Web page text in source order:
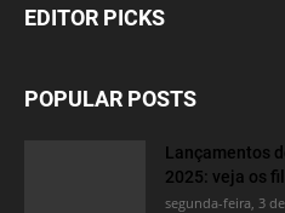
EDITOR PICKS
POPULAR POSTS
Lançamentos
2025: veja os
segunda-feira, 3